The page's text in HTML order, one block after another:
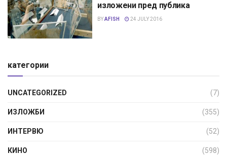
изложени пред публика
BYAFISH 24 JULY 2016
категории
UNCATEGORIZED (7)
ИЗЛОЖБИ (355)
ИНТЕРВЮ (52)
КИНО (598)